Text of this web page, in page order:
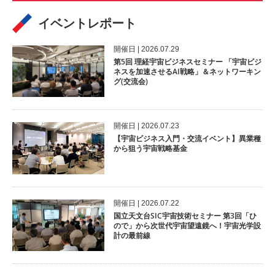
イベントレポート
開催⽇ | 2026.07.29
第5回 理経宇宙ビジネスセミナー 「宇宙ビジ
ネスを加速させるAI戦略」＆ネットワーキン
グ(交流会)
開催⽇ | 2026.07.23
【宇宙ビジネス入門・交流イベント】異業種
から狙う宇宙戦略基金
開催⽇ | 2026.07.22
国立天文台SIC宇宙技術セミナー 第3回「ひ
ので」から次世代宇宙望遠鏡へ！宇宙光学設
計の最前線